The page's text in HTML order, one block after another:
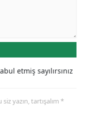
etmiş sayılırsınız
yazın, tartışalım *